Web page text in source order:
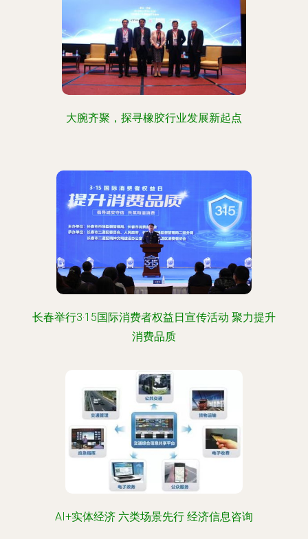
大腕齐聚，探寻橡胶行业发展新起点
长春举行3·15国际消费者权益日宣传活动 聚力提升
消费品质
AI+实体经济 六类场景先行 经济信息咨询